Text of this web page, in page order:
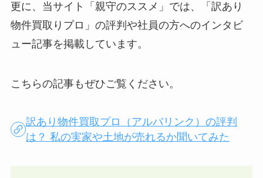
更に、当サイト「親守のススメ」では、「訳あり
物件買取りプロ」の評判や社員の方へのインタビ
ュー記事を掲載しています。
こちらの記事もぜひご覧ください。
訳あり物件買取プロ（アルバリンク）の評判
は？ 私の実家や土地が売れるか聞いてみた